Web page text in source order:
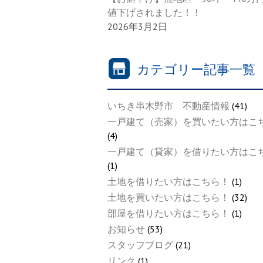
値下げされました！！
2026年3月2日
カテゴリー記事一覧
いちき串木野市 不動産情報 (41)
一戸建て（売家）を買いたい方はこ
(4)
一戸建て（貸家）を借りたい方はこ
(1)
土地を借りたい方はこちら！ (1)
土地を買いたい方はこちら！ (32)
部屋を借りたい方はこちら！ (1)
お知らせ (53)
スタッフブログ (21)
リンク (1)